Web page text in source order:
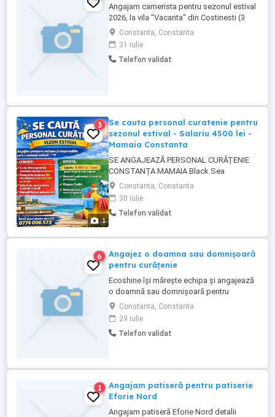
Angajam camerista pentru sezonul estival
2026, la vila "Vacanta" din Costinesti (3
stele, cu 14 camere). Asiguram cazare in
camera cu baie proprie, frigider si TV,
acces la bucatarie si bonus periodic in
alimente de baza. Programul de lucru este
Constanta, Constanta
31 iulie
Telefon validat
1
3
Se cauta personal curatenie pentru
sezonul estival - Salariu 4500 lei -
Mamaia Constanta
SE ANGAJEAZĂ PERSONAL CURĂȚENIE
CONSTANȚA MAMAIA Black Sea
Imobiliare angajează personal pentru
curățenie în apartamente de regim hotelier,
pentru sezonul estival. Căutăm persoane
serioase, responsabile și atente la detalii,
organizat și corect. Cerințe: Cu ...
Constanta, Constanta
30 iulie
Telefon validat
6
Angajez o doamna sau domnișoară
pentru curățenie
Ecoshine își mărește echipa și angajează
o doamnă sau domnișoară pentru
activități de curățenie în regim hotelier.
Program disponibil: Full-time Part-time
Cerințe: * Seriozitate și responsabilitate; *
Atenție la detalii; * Punctualitate; * Spirit de
Constanta, Constanta
29 iulie
Telefon validat
1
Angajam patiseră pentru patiserie
Eforie Nord
Angajam patiseră Eforie Nord detalii